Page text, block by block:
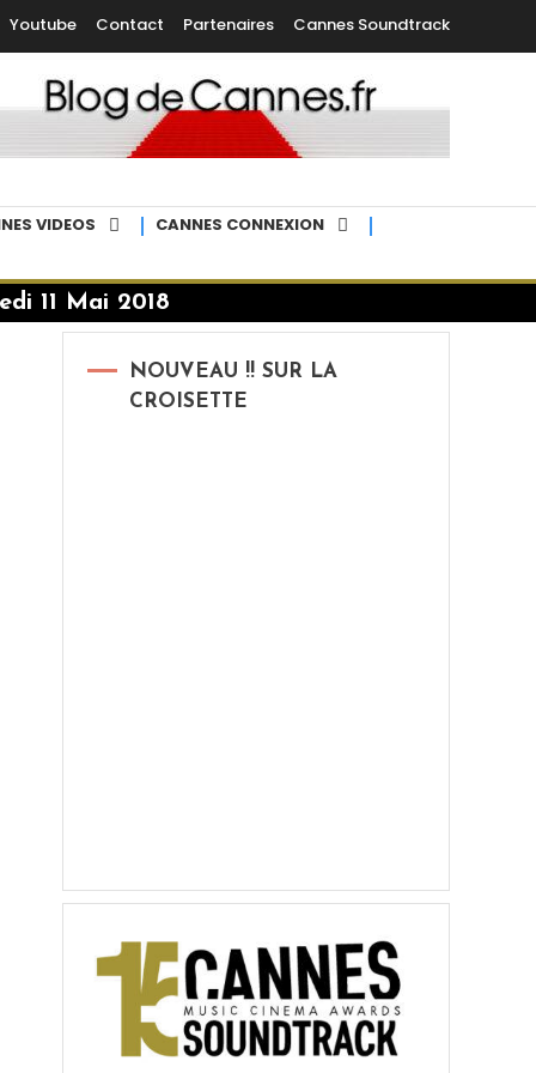
Youtube Contact Partenaires Cannes Soundtrack
VIDEOS CANNES CONNEXION
11 Mai 2018
NOUVEAU !! SUR LA
CROISETTE